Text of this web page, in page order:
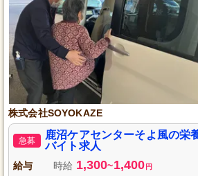
株式会社SOYOKAZE
急募
鹿沼ケアセンターそよ風の栄
バイト求人
給与 時給 1,300~1,400 円